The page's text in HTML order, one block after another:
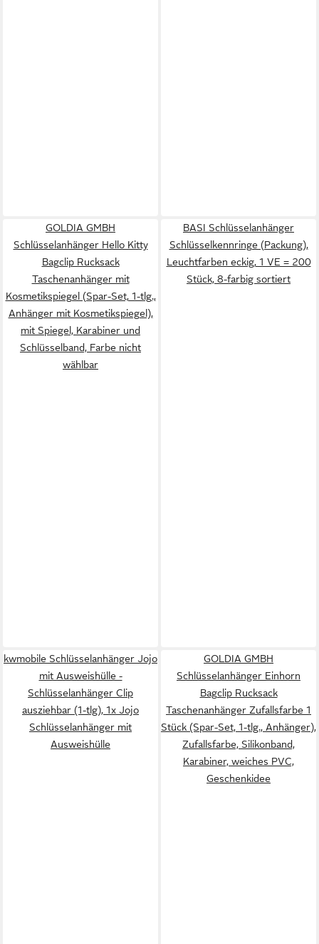
GOLDIA GMBH
Schlüsselanhänger Hello Kitty
Bagclip Rucksack
Taschenanhänger mit
Kosmetikspiegel (Spar-Set, 1-tlg.,
Anhänger mit Kosmetikspiegel),
mit Spiegel, Karabiner und
Schlüsselband, Farbe nicht
wählbar
BASI Schlüsselanhänger
Schlüsselkennringe (Packung),
Leuchtfarben eckig, 1 VE = 200
Stück, 8-farbig sortiert
kwmobile Schlüsselanhänger Jojo
mit Ausweishülle -
Schlüsselanhänger Clip
ausziehbar (1-tlg), 1x Jojo
Schlüsselanhänger mit
Ausweishülle
GOLDIA GMBH
Schlüsselanhänger Einhorn
Bagclip Rucksack
Taschenanhänger Zufallsfarbe 1
Stück (Spar-Set, 1-tlg., Anhänger),
Zufallsfarbe, Silikonband,
Karabiner, weiches PVC,
Geschenkidee